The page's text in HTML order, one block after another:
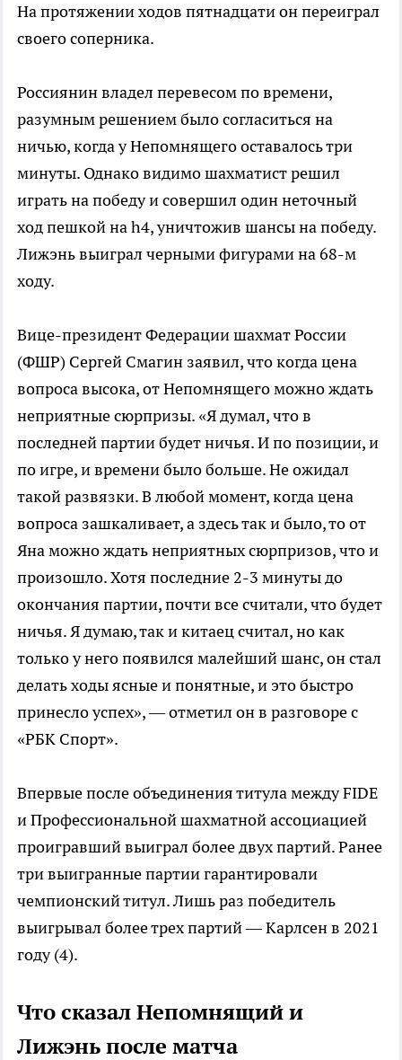
На протяжении ходов пятнадцати он переиграл
своего соперника.
Россиянин владел перевесом по времени,
разумным решением было согласиться на
ничью, когда у Непомнящего оставалось три
минуты. Однако видимо шахматист решил
играть на победу и совершил один неточный
ход пешкой на h4, уничтожив шансы на победу.
Лижэнь выиграл черными фигурами на 68-м
ходу.
Вице-президент Федерации шахмат России
(ФШР) Сергей Смагин заявил, что когда цена
вопроса высока, от Непомнящего можно ждать
неприятные сюрпризы. «Я думал, что в
последней партии будет ничья. И по позиции, и
по игре, и времени было больше. Не ожидал
такой развязки. В любой момент, когда цена
вопроса зашкаливает, а здесь так и было, то от
Яна можно ждать неприятных сюрпризов, что и
произошло. Хотя последние 2-3 минуты до
окончания партии, почти все считали, что будет
ничья. Я думаю, так и китаец считал, но как
только у него появился малейший шанс, он стал
делать ходы ясные и понятные, и это быстро
принесло успех», — отметил он в разговоре с
«РБК Спорт».
Впервые после объединения титула между FIDE
и Профессиональной шахматной ассоциацией
проигравший выиграл более двух партий. Ранее
три выигранные партии гарантировали
чемпионский титул. Лишь раз победитель
выигрывал более трех партий — Карлсен в 2021
году (4).
Что сказал Непомнящий и
Лижэнь после матча